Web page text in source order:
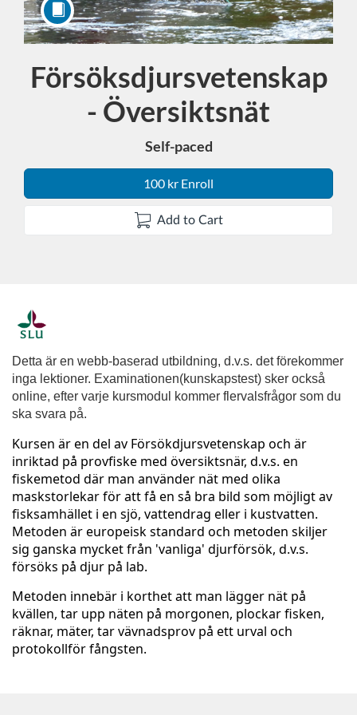
Försöksdjursvetenskap
- Översiktsnät
Self-paced
100 kr Enroll
Add to Cart
F
u
l
l
c
o
u
r
s
e
Detta är en webb-baserad utbildning, d.v.s. det förekommer
inga lektioner. Examinationen(kunskapstest) sker också
online, efter varje kursmodul kommer flervalsfrågor som du
ska svara på.
Kursen är en del av Försökdjursvetenskap och är
inriktad på provfiske med översiktsnär, d.v.s. en
fiskemetod där man använder nät med olika
maskstorlekar för att få en så bra bild som möjligt av
fisksamhället i en sjö, vattendrag eller i kustvatten.
Metoden är europeisk standard och metoden skiljer
sig ganska mycket från 'vanliga' djurförsök, d.v.s.
försöks på djur på lab.
Metoden innebär i korthet att man lägger nät på
kvällen, tar upp näten på morgonen, plockar fisken,
räknar, mäter, tar vävnadsprov på ett urval och
protokollför fångsten.